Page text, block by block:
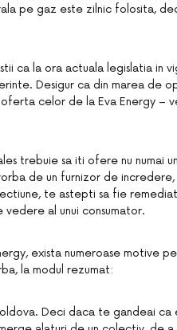
pe gaz este zilnic folosita,
ca la ora actuala legislatia in
Desigur ca din marea de
celor de la Eva Energy –
trebuie sa iti ofere nu numai
de un furnizor de incredere,
te astepti sa fie
al unui consumator.
exista numeroase motive
la modul rezumat:
Deci daca te gandeai ca